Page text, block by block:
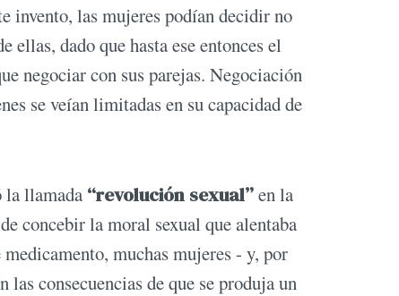
invento, las mujeres podían decidir no
dado que hasta ese entonces el
negociar con sus parejas. Negociación
se veían limitadas en su capacidad de
la llamada “revolución sexual”en la
concebir la moral sexual que alentaba
muchas mujeres - y, por
consecuencias de que se produja un